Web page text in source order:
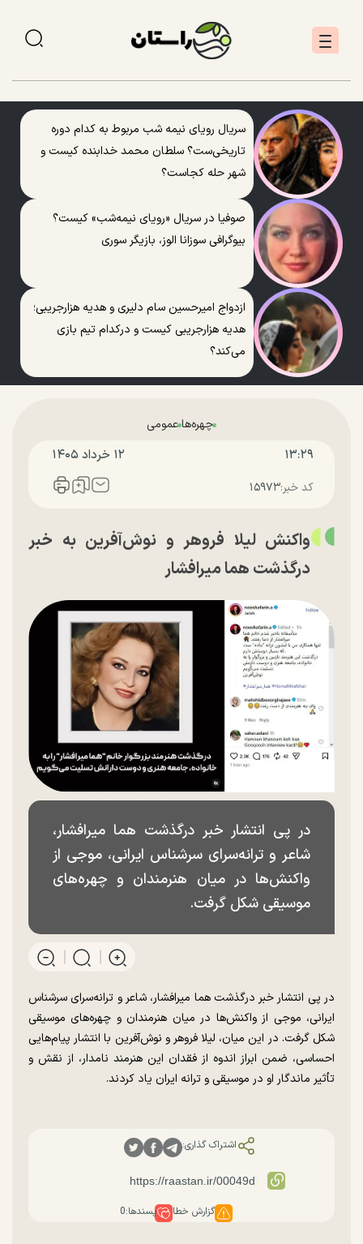
سریال رویای نیمه شب مربوط به کدام دوره
تاریخی‌ست؟ سلطان محمد خدابنده کیست و
شهر حله کجاست؟
صوفیا در سریال «رویای نیمه‌شب» کیست؟
بیوگرافی سوزانا الوز، بازیگر سوری
ازدواج امیرحسین سام دلیری و هدیه هزارجریبی؛
هدیه هزارجریبی کیست و درکدام تیم بازی
می‌کند؟
چهره‌هاعمومی
۱۳:۲۹ ۱۲ خرداد ۱۴۰۵
کد خبر:۱۵۹۷۳
واکنش لیلا فروهر و نوش‌آفرین به خبر
درگذشت هما میرافشار
در پی انتشار خبر درگذشت هما میرافشار،
شاعر و ترانه‌سرای سرشناس ایرانی، موجی از
واکنش‌ها در میان هنرمندان و چهره‌های
موسیقی شکل گرفت.
در پی انتشار خبر درگذشت هما میرافشار، شاعر و ترانه‌سرای سرشناس
ایرانی، موجی از واکنش‌ها در میان هنرمندان و چهره‌های موسیقی
شکل گرفت. در این میان، لیلا فروهر و نوش‌آفرین با انتشار پیام‌هایی
احساسی، ضمن ابراز اندوه از فقدان این هنرمند نامدار، از نقش و
تأثیر ماندگار او در موسیقی و ترانه ایران یاد کردند.
اشتراک گذاری:
گزارش خطا پسندها:0